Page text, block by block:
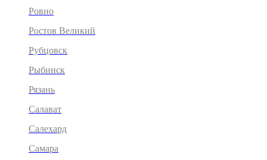
Ровно
Ростов Великий
Рубцовск
Рыбинск
Рязань
Салават
Салехард
Самара